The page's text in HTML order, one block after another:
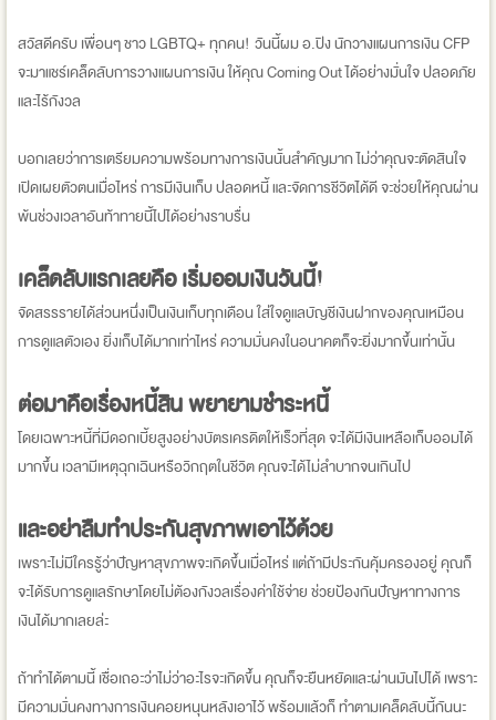
สวัสดีครับ เพื่อนๆ ชาว LGBTQ+ ทุกคน! วันนี้ผม อ.ปิง นักวางแผนการเงิน CFP
จะมาแชร์เคล็ดลับการวางแผนการเงิน ให้คุณ Coming Out ได้อย่างมั่นใจ ปลอดภัย
และไร้กังวล
บอกเลยว่าการเตรียมความพร้อมทางการเงินนั้นสำคัญมาก ไม่ว่าคุณจะตัดสินใจ
เปิดเผยตัวตนเมื่อไหร่ การมีเงินเก็บ ปลอดหนี้ และจัดการชีวิตได้ดี จะช่วยให้คุณผ่าน
พ้นช่วงเวลาอันท้าทายนี้ไปได้อย่างราบรื่น
เคล็ดลับแรกเลยคือ เริ่มออมเงินวันนี้!
จัดสรรรายได้ส่วนหนึ่งเป็นเงินเก็บทุกเดือน ใส่ใจดูแลบัญชีเงินฝากของคุณเหมือน
การดูแลตัวเอง ยิ่งเก็บได้มากเท่าไหร่ ความมั่นคงในอนาคตก็จะยิ่งมากขึ้นเท่านั้น
ต่อมาคือเรื่องหนี้สิน พยายามชำระหนี้
โดยเฉพาะหนี้ที่มีดอกเบี้ยสูงอย่างบัตรเครดิตให้เร็วที่สุด จะได้มีเงินเหลือเก็บออมได้
มากขึ้น เวลามีเหตุฉุกเฉินหรือวิกฤตในชีวิต คุณจะได้ไม่ลำบากจนเกินไป
และอย่าลืมทำประกันสุขภาพเอาไว้ด้วย
เพราะไม่มีใครรู้ว่าปัญหาสุขภาพจะเกิดขึ้นเมื่อไหร่ แต่ถ้ามีประกันคุ้มครองอยู่ คุณก็
จะได้รับการดูแลรักษาโดยไม่ต้องกังวลเรื่องค่าใช้จ่าย ช่วยป้องกันปัญหาทางการ
เงินได้มากเลยล่ะ
ถ้าทำได้ตามนี้ เชื่อเถอะว่าไม่ว่าอะไรจะเกิดขึ้น คุณก็จะยืนหยัดและผ่านมันไปได้ เพราะ
มีความมั่นคงทางการเงินคอยหนุนหลังเอาไว้ พร้อมแล้วก็ ทำตามเคล็ดลับนี้กันนะ